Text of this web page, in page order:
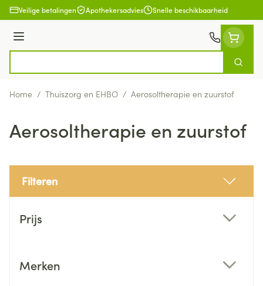
Ga naar de inhoud
Veilige betalingen Apothekersadvies Snelle beschikbaarheid
Menu
Zoek
Home / Thuiszorg en EHBO / Aerosoltherapie en zuurstof
Aerosoltherapie en zuurstof
Filteren
Prijs
Merken